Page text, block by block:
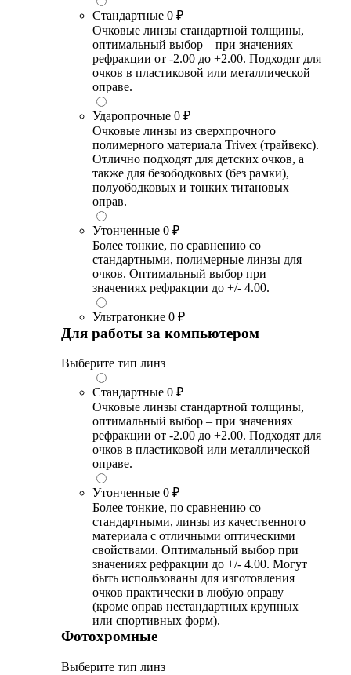
Стандартные 0 ₽
Очковые линзы стандартной толщины,
оптимальный выбор – при значениях
рефракции от -2.00 до +2.00. Подходят для
очков в пластиковой или металлической
оправе.
Ударопрочные 0 ₽
Очковые линзы из сверхпрочного
полимерного материала Trivex (трайвекс).
Отлично подходят для детских очков, а
также для безободковых (без рамки),
полуободковых и тонких титановых
оправ.
Утонченные 0 ₽
Более тонкие, по сравнению со
стандартными, полимерные линзы для
очков. Оптимальный выбор при
значениях рефракции до +/- 4.00.
Ультратонкие 0 ₽
Для работы за компьютером
Выберите тип линз
Стандартные 0 ₽
Очковые линзы стандартной толщины,
оптимальный выбор – при значениях
рефракции от -2.00 до +2.00. Подходят для
очков в пластиковой или металлической
оправе.
Утонченные 0 ₽
Более тонкие, по сравнению со
стандартными, линзы из качественного
материала с отличными оптическими
свойствами. Оптимальный выбор при
значениях рефракции до +/- 4.00. Могут
быть использованы для изготовления
очков практически в любую оправу
(кроме оправ нестандартных крупных
или спортивных форм).
Фотохромные
Выберите тип линз